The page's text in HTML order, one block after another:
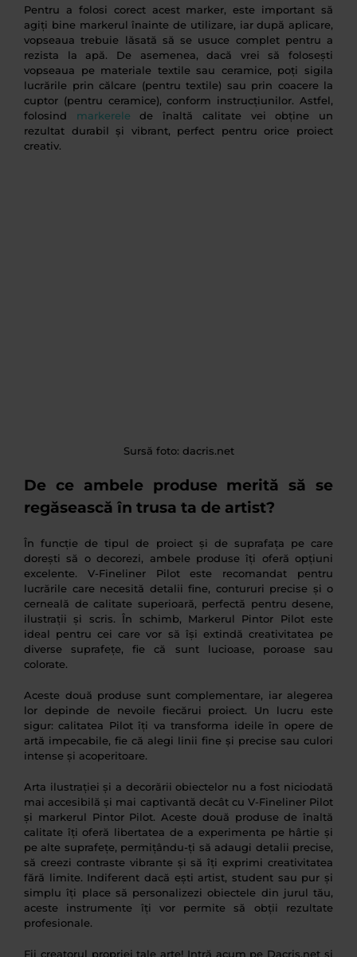
Pentru a folosi corect acest marker, este important să
agiți bine markerul înainte de utilizare, iar după aplicare,
vopseaua trebuie lăsată să se usuce complet pentru a
rezista la apă. De asemenea, dacă vrei să folosești
vopseaua pe materiale textile sau ceramice, poți sigila
lucrările prin călcare (pentru textile) sau prin coacere la
cuptor (pentru ceramice), conform instrucțiunilor. Astfel,
folosind markerelede înaltă calitate vei obține un
rezultat durabil și vibrant, perfect pentru orice proiect
creativ.
Sursă foto: dacris.net
De ce ambele produse merită să se
regăsească în trusa ta de artist?
În funcție de tipul de proiect și de suprafața pe care
dorești să o decorezi, ambele produse îți oferă opțiuni
excelente. V-Fineliner Pilot este recomandat pentru
lucrările care necesită detalii fine, contururi precise și o
cerneală de calitate superioară, perfectă pentru desene,
ilustrații și scris. În schimb, Markerul Pintor Pilot este
ideal pentru cei care vor să își extindă creativitatea pe
diverse suprafețe, fie că sunt lucioase, poroase sau
colorate.
Aceste două produse sunt complementare, iar alegerea
lor depinde de nevoile fiecărui proiect. Un lucru este
sigur: calitatea Pilot îți va transforma ideile în opere de
artă impecabile, fie că alegi linii fine și precise sau culori
intense și acoperitoare.
Arta ilustrației și a decorării obiectelor nu a fost niciodată
mai accesibilă și mai captivantă decât cu V-Fineliner Pilot
și markerul Pintor Pilot. Aceste două produse de înaltă
calitate îți oferă libertatea de a experimenta pe hârtie și
pe alte suprafețe, permițându-ți să adaugi detalii precise,
să creezi contraste vibrante și să îți exprimi creativitatea
fără limite. Indiferent dacă ești artist, student sau pur și
simplu îți place să personalizezi obiectele din jurul tău,
aceste instrumente îți vor permite să obții rezultate
profesionale.
Fii creatorul propriei tale arte! Intră acum pe Dacris.net și